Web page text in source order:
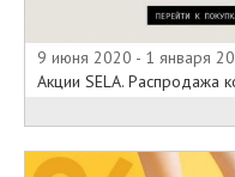
9 июня 2020 - 1 января
Акции SELA. Распродажа